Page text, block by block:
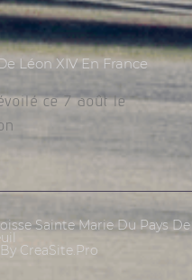
Léon XIV En France
ce 7 août le
Sainte Marie Du Pays De
CreaSite.Pro